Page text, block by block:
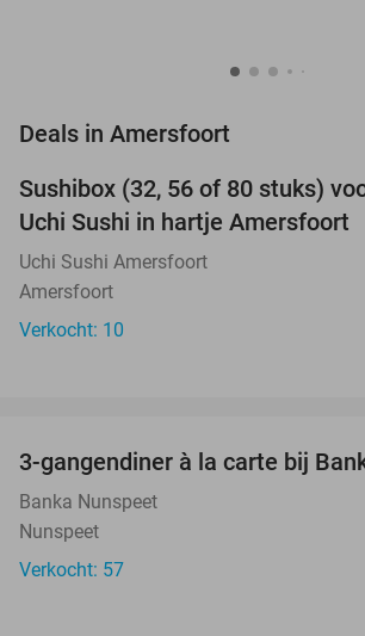
Deals in Amersfoort
TODAY
Sushibox (32, 56 of 80 stuks)
Uchi Sushi in hartje Amersfoort
Uchi Sushi Amersfoort
Amersfoort
Verkocht: 10
NEW
TODAY
3-gangendiner à la carte bij
Banka Nunspeet
Nunspeet
Verkocht: 57